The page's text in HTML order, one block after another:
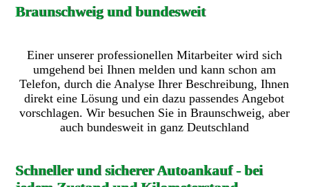
Braunschweig und bundesweit
Einer unserer professionellen Mitarbeiter wird sich
umgehend bei Ihnen melden und kann schon am
Telefon, durch die Analyse Ihrer Beschreibung, Ihnen
direkt eine Lösung und ein dazu passendes Angebot
vorschlagen. Wir besuchen Sie in Braunschweig, aber
auch bundesweit in ganz Deutschland
Schneller und sicherer Autoankauf - bei